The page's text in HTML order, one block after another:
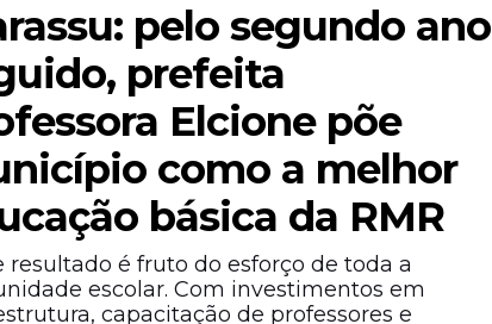
pelo segundo ano
prefeita
Elcione põe
como a melhor
básica da RMR
resultado é fruto do esforço de toda a
escolar. Com investimentos em
capacitação de professores e